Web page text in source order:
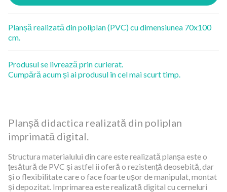
Planșă realizată din poliplan (PVC) cu dimensiunea 70x100
cm.
Produsul se livrează prin curierat.
Cumpără acum și ai produsul în cel mai scurt timp.
Planșă didactica realizată din poliplan
imprimată digital.
Structura materialului din care este realizată planșa este o
țesătură de PVC și astfel ii oferă o rezistență deosebită, dar
și o flexibilitate care o face foarte ușor de manipulat, montat
și depozitat. Imprimarea este realizată digital cu cerneluri